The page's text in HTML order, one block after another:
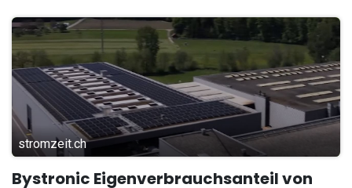
stromzeit.ch
Bystronic Eigenverbrauchsanteil von